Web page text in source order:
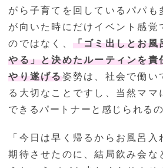
がら子育てを回しているパパも
が向いた時にだけイベント感覚
のではなく、 「ゴミ出しとお風
やる」と決めたルーティンを責
やり遂げる姿勢は、社会で働い
る大切なことですし、当然ママ
できるパートナーと感じられるの
「今日は早く帰るからお風呂
期待させたのに、結局飲み会な